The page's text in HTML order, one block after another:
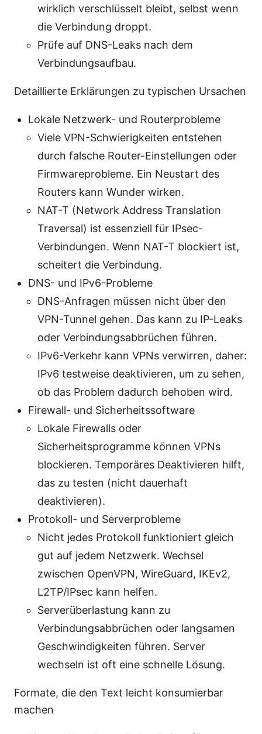
wirklich verschlüsselt bleibt, selbst wenn
die Verbindung droppt.
Prüfe auf DNS-Leaks nach dem
Verbindungsaufbau.
Detaillierte Erklärungen zu typischen Ursachen
Lokale Netzwerk- und Routerprobleme
Viele VPN-Schwierigkeiten entstehen
durch falsche Router-Einstellungen oder
Firmwareprobleme. Ein Neustart des
Routers kann Wunder wirken.
NAT-T (Network Address Translation
Traversal) ist essenziell für IPsec-
Verbindungen. Wenn NAT-T blockiert ist,
scheitert die Verbindung.
DNS- und IPv6-Probleme
DNS-Anfragen müssen nicht über den
VPN-Tunnel gehen. Das kann zu IP-Leaks
oder Verbindungsabbrüchen führen.
IPv6-Verkehr kann VPNs verwirren, daher:
IPv6 testweise deaktivieren, um zu sehen,
ob das Problem dadurch behoben wird.
Firewall- und Sicherheitssoftware
Lokale Firewalls oder
Sicherheitsprogramme können VPNs
blockieren. Temporäres Deaktivieren hilft,
das zu testen (nicht dauerhaft
deaktivieren).
Protokoll- und Serverprobleme
Nicht jedes Protokoll funktioniert gleich
gut auf jedem Netzwerk. Wechsel
zwischen OpenVPN, WireGuard, IKEv2,
L2TP/IPsec kann helfen.
Serverüberlastung kann zu
Verbindungsabbrüchen oder langsamen
Geschwindigkeiten führen. Server
wechseln ist oft eine schnelle Lösung.
Formate, die den Text leicht konsumierbar
machen